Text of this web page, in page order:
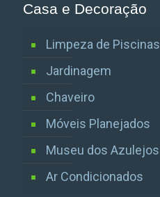
Casa e Decoração
Limpeza de Piscinas
Jardinagem
Chaveiro
Móveis Planejados
Museu dos Azulejos
Ar Condicionados